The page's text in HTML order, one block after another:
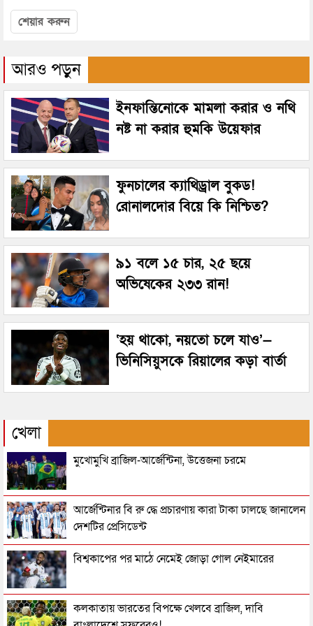
শেয়ার করুন
আরও পড়ুন
ইনফান্তিনোকে মামলা করার ও নথি
নষ্ট না করার হুমকি উয়েফার
ফুনচালের ক্যাথিড্রাল বুকড!
রোনালদোর বিয়ে কি নিশ্চিত?
৯১ বলে ১৫ চার, ২৫ ছয়ে
অভিষেকের ২৩৩ রান!
‘হয় থাকো, নয়তো চলে যাও’—
ভিনিসিয়ুসকে রিয়ালের কড়া বার্তা
খেলা
মুখোমুখি ব্রাজিল-আর্জেন্টিনা, উত্তেজনা চরমে
আর্জেন্টিনার বি রু দ্ধে প্রচারণায় কারা টাকা ঢালছে জানালেন
দেশটির প্রেসিডেন্ট
বিশ্বকাপের পর মাঠে নেমেই জোড়া গোল নেইমারের
কলকাতায় ভারতের বিপক্ষে খেলবে ব্রাজিল, দাবি